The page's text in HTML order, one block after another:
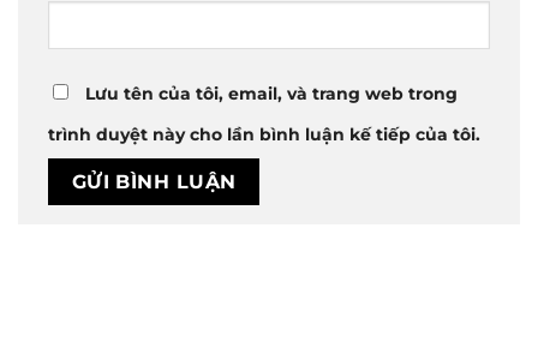
Lưu tên của tôi, email, và trang web trong
trình duyệt này cho lần bình luận kế tiếp của tôi.